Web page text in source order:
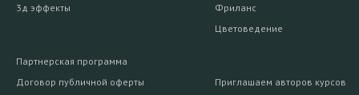
3д эффекты
Фриланс
Цветоведение
Партнерская программа
Договор публичной оферты
Приглашаем авторов курсов